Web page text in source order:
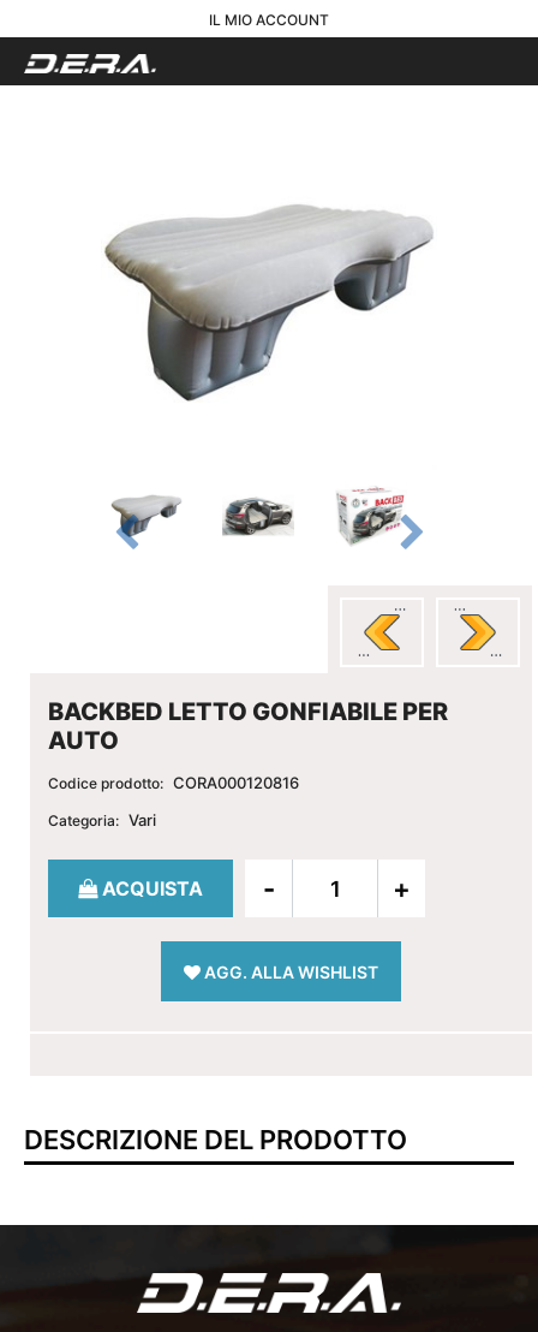
IL MIO ACCOUNT
BACKBED LETTO GONFIABILE PER
AUTO
Codice prodotto: CORA000120816
Categoria: Vari
Quantità
ACQUISTA
AGG. ALLA WISHLIST
DESCRIZIONE DEL PRODOTTO